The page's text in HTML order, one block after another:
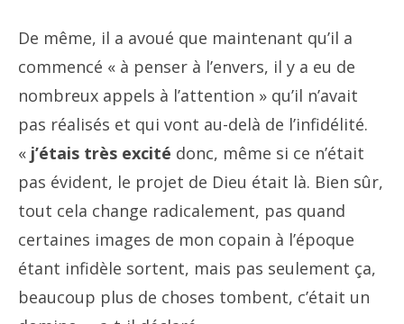
De même, il a avoué que maintenant qu’il a
commencé « à penser à l’envers, il y a eu de
nombreux appels à l’attention » qu’il n’avait
pas réalisés et qui vont au-delà de l’infidélité.
« j’étais très excité donc, même si ce n’était
pas évident, le projet de Dieu était là. Bien sûr,
tout cela change radicalement, pas quand
certaines images de mon copain à l’époque
étant infidèle sortent, mais pas seulement ça,
beaucoup plus de choses tombent, c’était un